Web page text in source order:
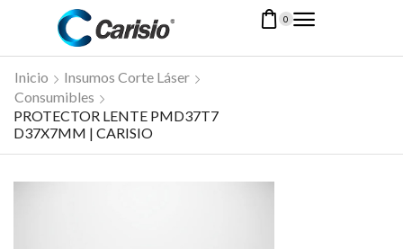
0
Inicio
Insumos Corte Láser
Consumibles
PROTECTOR LENTE PMD37T7
D37X7MM | CARISIO